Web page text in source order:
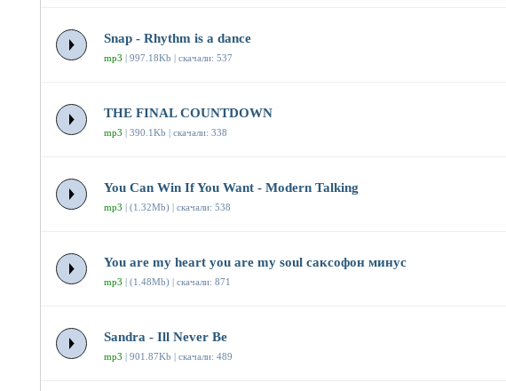
Snap - Rhythm is a dance
mp3 | 997.18Kb | скачали: 537
THE FINAL COUNTDOWN
mp3 | 390.1Kb | скачали: 338
You Can Win If You Want - Modern Talking
mp3 | (1.32Mb) | скачали: 538
You are my heart you are my soul саксофон минус
mp3 | (1.48Mb) | скачали: 871
Sandra - Ill Never Be
mp3 | 901.87Kb | скачали: 489